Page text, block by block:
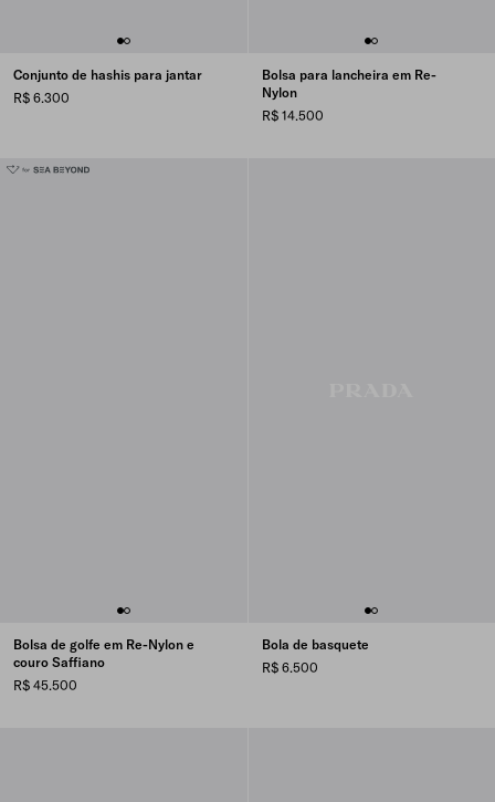
Conjunto de hashis para jantar
R$ 6.300
Bolsa para lancheira em Re-
Nylon
R$ 14.500
Bolsa de golfe em Re-Nylon e
couro Saffiano
R$ 45.500
Bola de basquete
R$ 6.500